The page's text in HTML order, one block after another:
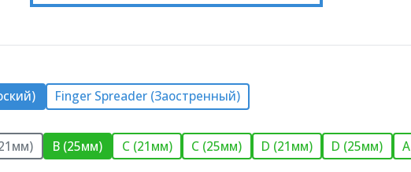
Finger Spreader (Заостренный)
B (25мм) C (21мм) C (25мм) D (21мм) D (25мм)